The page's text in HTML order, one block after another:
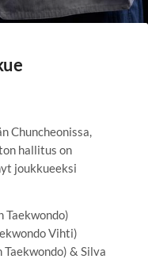
Chuncheonissa,
hallitus on
joukkueeksi
Taekwondo)
Vihti)
& Silva